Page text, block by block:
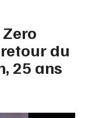
du
25 ans